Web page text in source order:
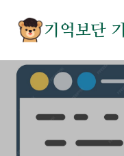
기억보단